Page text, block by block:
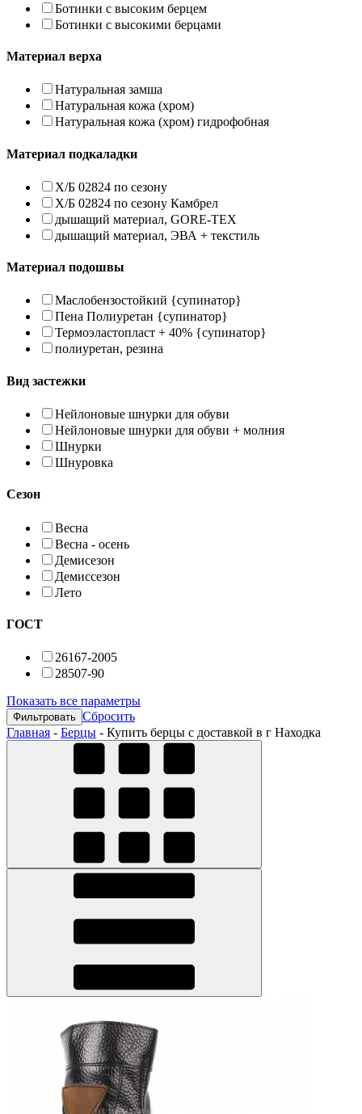
Ботинки с высоким берцем
Ботинки с высокими берцами
Материал верха
Натуральная замша
Натуральная кожа (хром)
Натуральная кожа (хром) гидрофобная
Материал подкаладки
Х/Б 02824 по сезону
Х/Б 02824 по сезону Камбрел
дышащий материал, GORE-TEX
дышащий материал, ЭВА + текстиль
Материал подошвы
Маслобензостойкий {супинатор}
Пена Полиуретан {супинатор}
Термоэластопласт + 40% {супинатор}
полиуретан, резина
Вид застежки
Нейлоновые шнурки для обуви
Нейлоновые шнурки для обуви + молния
Шнурки
Шнуровка
Сезон
Весна
Весна - осень
Демисезон
Демиссезон
Лето
ГОСТ
26167-2005
28507-90
Показать все параметры
Сбросить
Главная - Берцы - Купить берцы с доставкой в г Находка